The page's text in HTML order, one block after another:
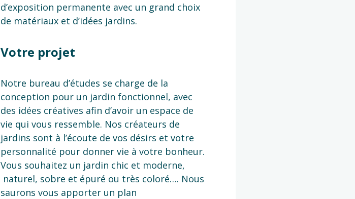
d’exposition permanente avec un grand choix
de matériaux et d’idées jardins.
Votre projet
Notre bureau d’études se charge de la
conception pour un jardin fonctionnel, avec
des idées créatives afin d’avoir un espace de
vie qui vous ressemble. Nos créateurs de
jardins sont à l’écoute de vos désirs et votre
personnalité pour donner vie à votre bonheur.
Vous souhaitez un jardin chic et moderne,
naturel, sobre et épuré ou très coloré…. Nous
saurons vous apporter un plan